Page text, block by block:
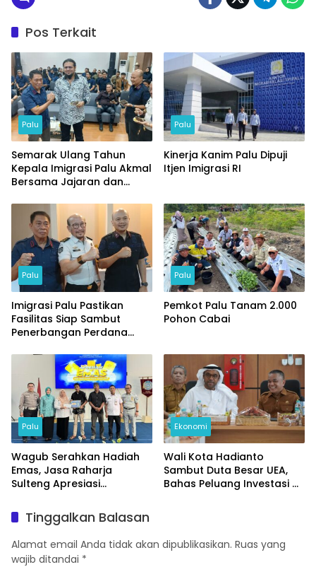
Pos Terkait
Palu
Semarak Ulang Tahun
Kepala Imigrasi Palu Akmal
Bersama Jajaran dan
Palu
Kinerja Kanim Palu Dipuji
Itjen Imigrasi RI
Palu
Imigrasi Palu Pastikan
Fasilitas Siap Sambut
Penerbangan Perdana
Palu
Pemkot Palu Tanam 2.000
Pohon Cabai
Palu
Wagub Serahkan Hadiah
Emas, Jasa Raharja
Sulteng Apresiasi
Ekonomi
Wali Kota Hadianto
Sambut Duta Besar UEA,
Bahas Peluang Investasi di
Tinggalkan Balasan
Alamat email Anda tidak akan dipublikasikan. Ruas yang
wajib ditandai *